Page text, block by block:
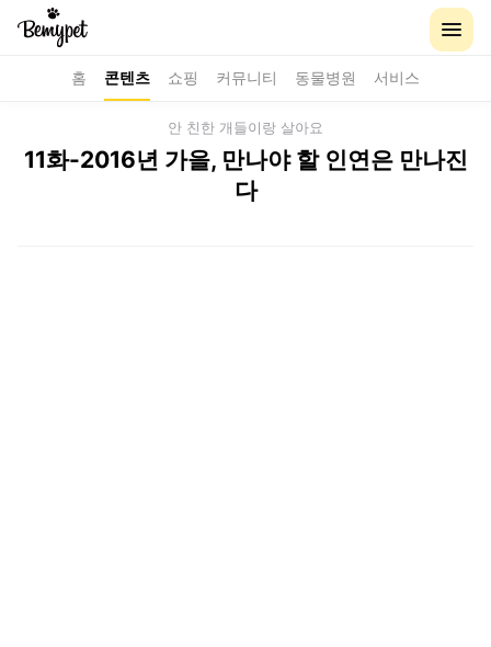
홈 콘텐츠 쇼핑 커뮤니티 동물병원 서비스
안 친한 개들이랑 살아요
11화-2016년 가을, 만나야 할 인연은 만나진
다